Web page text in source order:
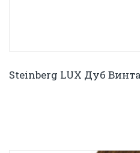
Steinberg LUX Дуб